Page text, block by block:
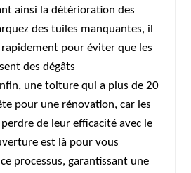
ainsi la détérioration des
des tuiles manquantes, il
pour éviter que les
des dégâts
une toiture qui a plus de 20
pour une rénovation, car les
de leur efficacité avec le
est là pour vous
processus, garantissant une